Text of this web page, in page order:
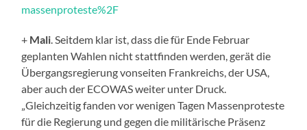
massenproteste%2F
+ Mali . Seitdem klar ist, dass die für Ende Februar
geplanten Wahlen nicht stattfinden werden, gerät die
Übergangsregierung vonseiten Frankreichs, der USA,
aber auch der ECOWAS weiter unter Druck.
„Gleichzeitig fanden vor wenigen Tagen Massenproteste
für die Regierung und gegen die militärische Präsenz